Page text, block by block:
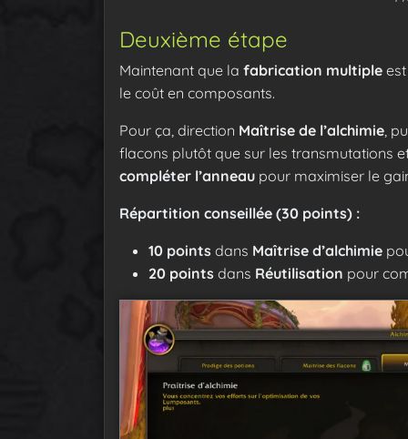
Deuxième étape
Maintenant que la fabrication multiple
le coût en composants.
Pour ça, direction Maîtrise de l’alchimie,
flacons plutôt que sur les transmutations
compléter l’anneau pour maximiser le
Répartition conseillée (30 points) :
10 points dans Maîtrise d’alchimie
20 points dans Réutilisation pour